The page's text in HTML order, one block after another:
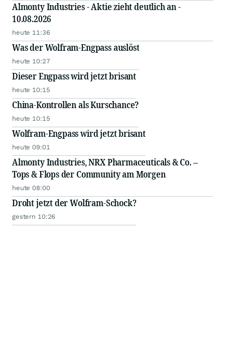
Almonty Industries - Aktie zieht deutlich an -
10.08.2026
heute 11:36
Was der Wolfram-Engpass auslöst
heute 10:27
Dieser Engpass wird jetzt brisant
heute 10:15
China-Kontrollen als Kurschance?
heute 10:15
Wolfram-Engpass wird jetzt brisant
heute 09:01
Almonty Industries, NRX Pharmaceuticals & Co. –
Tops & Flops der Community am Morgen
heute 08:00
Droht jetzt der Wolfram-Schock?
gestern 10:26